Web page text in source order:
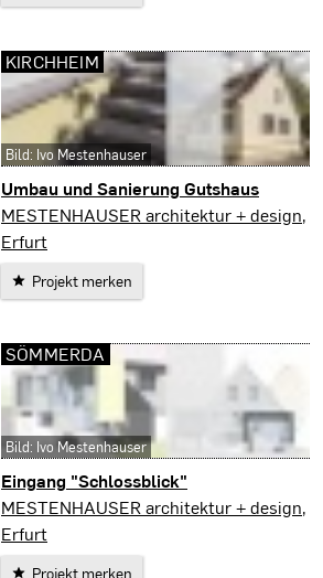
Umbau und Sanierung Gutshaus
Kirchheim
MESTENHAUSER architektur + design,
Erfurt
Projekt merken
KIRCHHEIM
Bild: Ivo Mestenhauser
Eingang "Schlossblick"
Sömmerda
MESTENHAUSER architektur + design,
Erfurt
Projekt merken
SÖMMERDA
Bild: Ivo Mestenhauser